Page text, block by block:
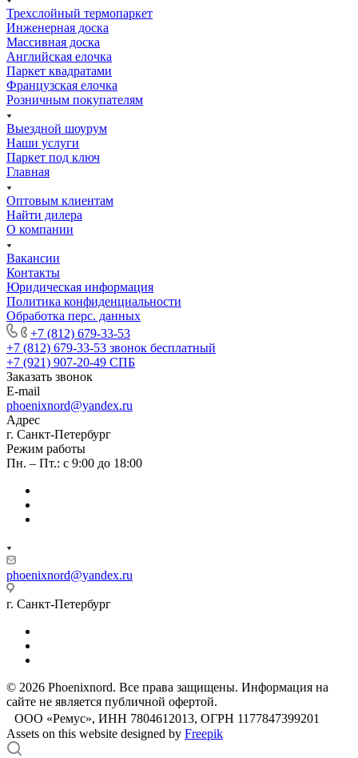
Трехслойный термопаркет
Инженерная доска
Массивная доска
Английская елочка
Паркет квадратами
Французская елочка
Розничным покупателям
Выездной шоурум
Наши услуги
Паркет под ключ
Главная
Оптовым клиентам
Найти дилера
О компании
Вакансии
Контакты
Юридическая информация
Политика конфиденциальности
Обработка перс. данных
+7 (812) 679-33-53
+7 (812) 679-33-53 звонок бесплатный
+7 (921) 907-20-49 СПБ
Заказать звонок
E-mail
phoenixnord@yandex.ru
Адрес
г. Санкт-Петербург
Режим работы
Пн. – Пт.: с 9:00 до 18:00
phoenixnord@yandex.ru
г. Санкт-Петербург
© 2026 Phoenixnord. Все права защищены. Информация на
сайте не является публичной офертой.
ООО «Ремус», ИНН 7804612013, ОГРН 1177847399201
Assets on this website designed by Freepik